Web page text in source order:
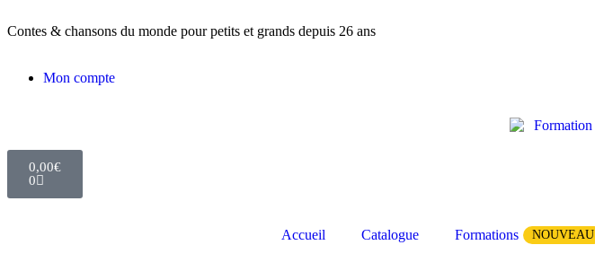
Contes & chansons du monde pour petits et grands depuis 26 ans
Mon compte
0,00€
0
Accueil Catalogue Formations NOUVEAU